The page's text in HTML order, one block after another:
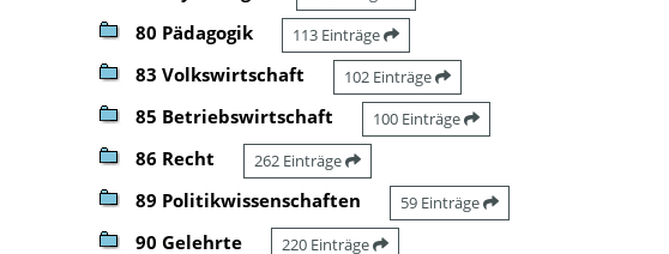
80 Pädagogik 113 Einträge
83 Volkswirtschaft 102 Einträge
85 Betriebswirtschaft 100 Einträge
86 Recht 262 Einträge
89 Politikwissenschaften 59 Einträge
90 Gelehrte 220 Einträge